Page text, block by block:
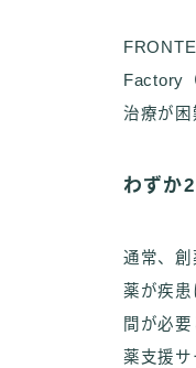
Factory
治療が困
わずか
通常、
薬が疾
間が必
薬支援